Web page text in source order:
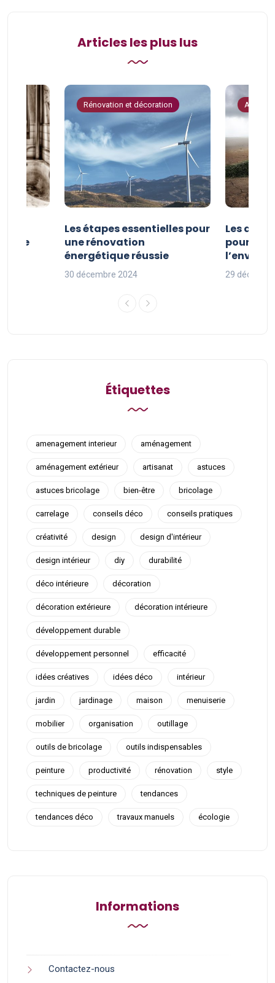
Articles les plus lus
Rénovation et décoration
Les étapes essentielles pour
une rénovation
énergétique réussie
30 décembre 2024
Les
pour
29
Étiquettes
amenagement interieur aménagement
aménagement extérieur artisanat astuces
astuces bricolage bien-être bricolage
carrelage conseils déco conseils pratiques
créativité design design d'intérieur
design intérieur diy durabilité
déco intérieure décoration
décoration extérieure décoration intérieure
développement durable
développement personnel efficacité
idées créatives idées déco intérieur
jardin jardinage maison menuiserie
mobilier organisation outillage
outils de bricolage outils indispensables
peinture productivité rénovation style
techniques de peinture tendances
tendances déco travaux manuels écologie
Informations
Contactez-nous